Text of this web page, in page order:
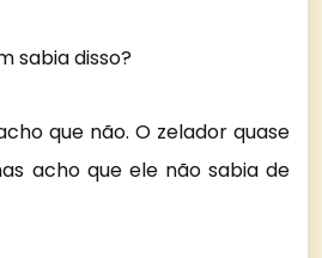
disso?
que não. O zelador quase
acho que ele não sabia de